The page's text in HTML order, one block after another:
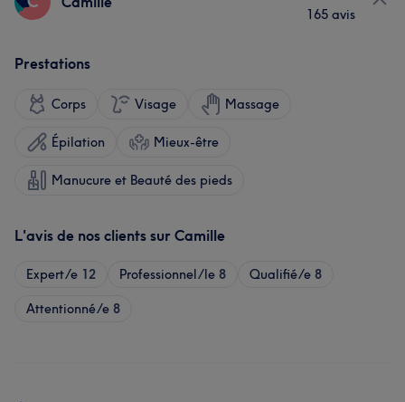
165 avis
Prestations
Corps Visage Massage
Épilation Mieux-être
Manucure et Beauté des pieds
L'avis de nos clients sur Camille
Expert/e 12 Professionnel/le 8 Qualifié/e 8
Attentionné/e 8